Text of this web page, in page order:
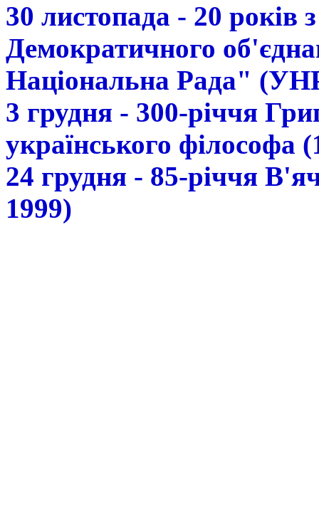
30 листопада - 20 років
Демократичного
Національна Рада"
3 грудня - 300-річчя
українського філософа
24 грудня - 85-річчя
1999)